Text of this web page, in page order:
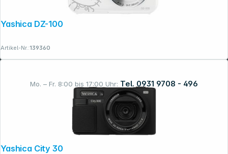
Mo. – Fr. 8:00 bis 17:00 Uhr: Tel. 0931 9708 - 496
Artikel-Nr.:139360
Yashica City 300